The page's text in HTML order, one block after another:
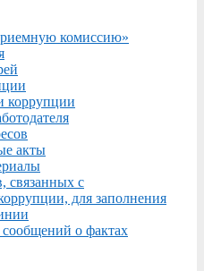
комиссию»
коррупции
акты
связанных с
для заполнения
сообщений о фактах